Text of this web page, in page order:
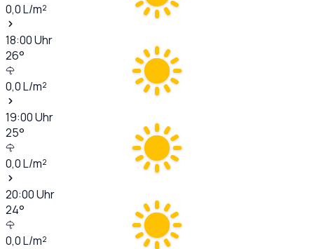
0,0L/m²
18:00Uhr
26°
0,0L/m²
19:00Uhr
25°
0,0L/m²
20:00Uhr
24°
0,0L/m²